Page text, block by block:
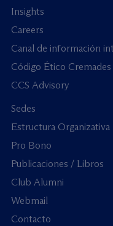
Insights
Careers
Canal de información
Código Ético
CCS Advisory
Sedes
Estructura Organizativa
Pro Bono
Publicaciones / Libros
Club Alumni
Webmail
Contacto